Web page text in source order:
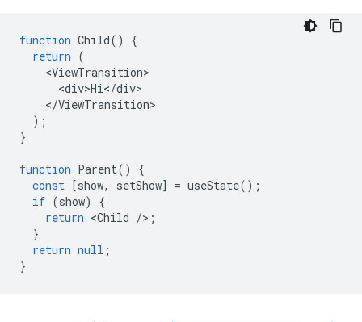
function Child()
{
return (
<ViewTransition
<div>Hi</div
</ViewTransition
);
}
function Parent()
{
const [show, setShow] = useState();
if (show)
{
return <Child /> ;
}
return null ;
}